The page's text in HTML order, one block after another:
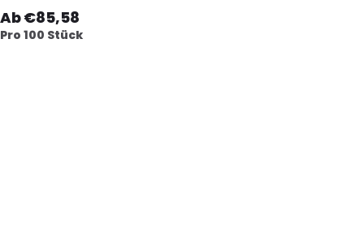
Ab €85,58
Pro 100 Stück